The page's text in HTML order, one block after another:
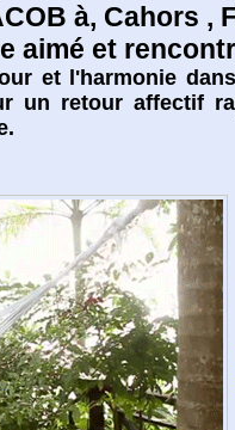
à, Cahors
et
et l'harmonie
un retour affectif